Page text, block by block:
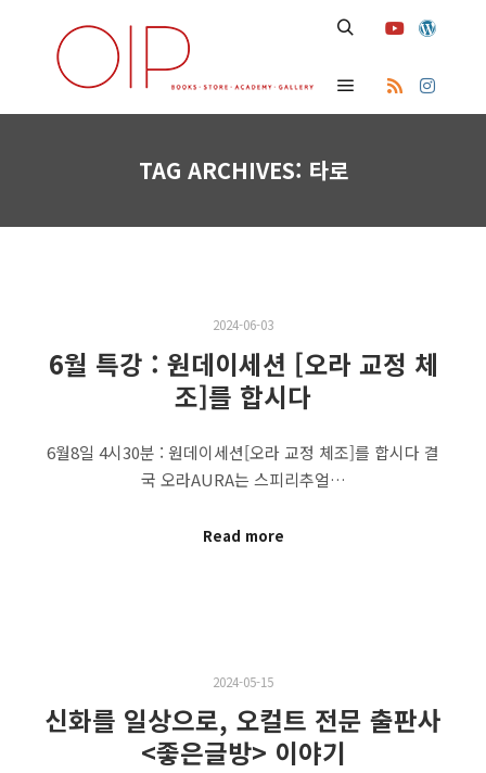
Main menu
TAG ARCHIVES: 타로
2024-06-03
6월 특강 : 원데이세션 [오라 교정 체
조]를 합시다
6월8일 4시30분 : 원데이세션[오라 교정 체조]를 합시다 결
국 오라AURA는 스피리추얼…
Read more
2024-05-15
신화를 일상으로, 오컬트 전문 출판사
<좋은글방> 이야기